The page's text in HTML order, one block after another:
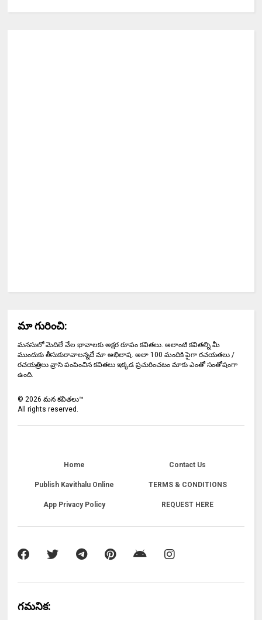
మా గురించి:
మనసులో మెదిలే వేల భావాలకు అక్షర రూపం కవితలు. అలాంటి కవితల్ని మీ
ముందుకు తీసుకురావాలన్నదే మా అభిలాష. అలా 100 మందికి పైగా రచయతలు /
రచయత్రిలు వ్రాసి పంపించిన కవితలు ఇక్కడ ప్రచురించటం మాకు ఎంతో సంతోషంగా
ఉంది.
©2026 మన కవితలు™
All rights reserved.
Home Contact Us
Publish Kavithalu Online TERMS & CONDITIONS
App Privacy Policy REQUEST HERE
గమనిక: